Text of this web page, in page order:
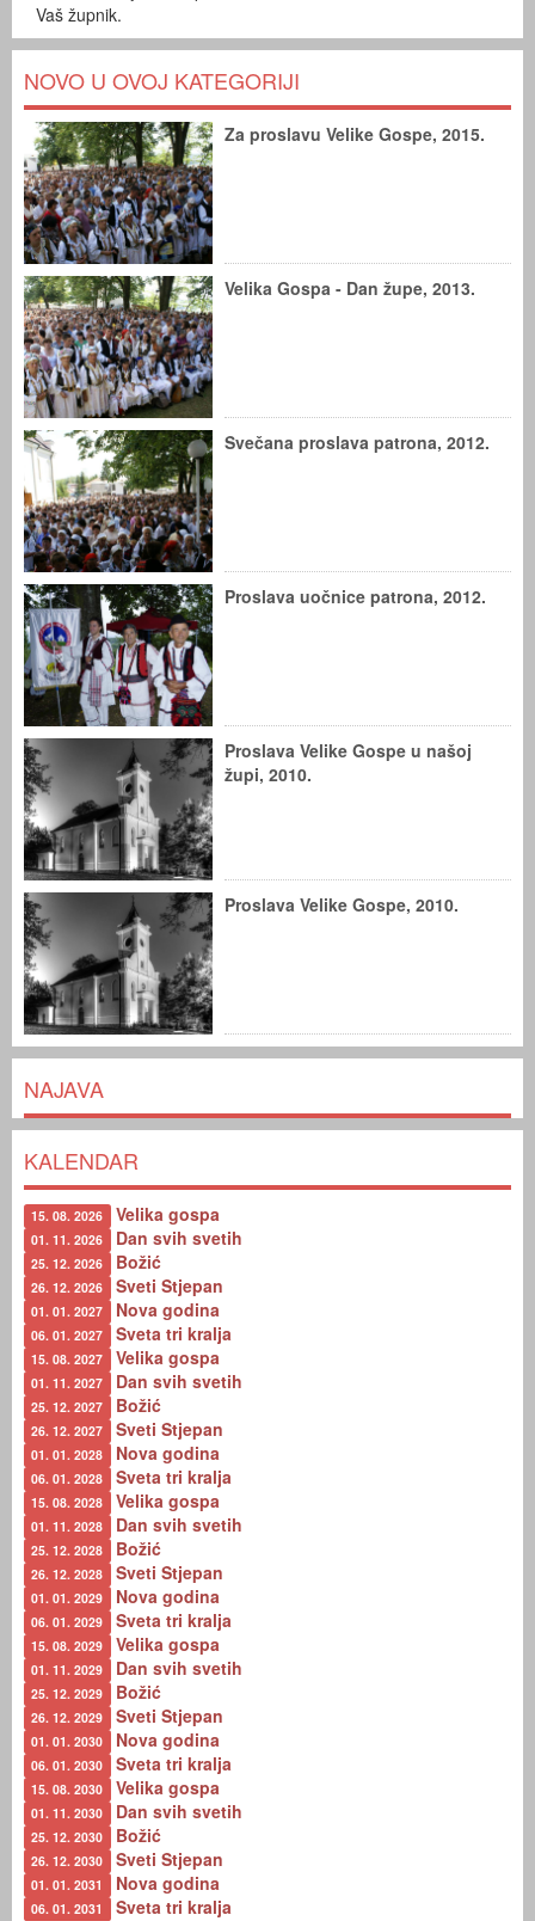
Vaš župnik.
NOVO U OVOJ KATEGORIJI
Za proslavu Velike Gospe, 2015.
Velika Gospa - Dan župe, 2013.
Svečana proslava patrona, 2012.
Proslava uočnice patrona, 2012.
Proslava Velike Gospe u našoj
župi, 2010.
Proslava Velike Gospe, 2010.
NAJAVA
KALENDAR
15. 08. 2026 Velika gospa
01. 11. 2026 Dan svih svetih
25. 12. 2026 Božić
26. 12. 2026 Sveti Stjepan
01. 01. 2027 Nova godina
06. 01. 2027 Sveta tri kralja
15. 08. 2027 Velika gospa
01. 11. 2027 Dan svih svetih
25. 12. 2027 Božić
26. 12. 2027 Sveti Stjepan
01. 01. 2028 Nova godina
06. 01. 2028 Sveta tri kralja
15. 08. 2028 Velika gospa
01. 11. 2028 Dan svih svetih
25. 12. 2028 Božić
26. 12. 2028 Sveti Stjepan
01. 01. 2029 Nova godina
06. 01. 2029 Sveta tri kralja
15. 08. 2029 Velika gospa
01. 11. 2029 Dan svih svetih
25. 12. 2029 Božić
26. 12. 2029 Sveti Stjepan
01. 01. 2030 Nova godina
06. 01. 2030 Sveta tri kralja
15. 08. 2030 Velika gospa
01. 11. 2030 Dan svih svetih
25. 12. 2030 Božić
26. 12. 2030 Sveti Stjepan
01. 01. 2031 Nova godina
06. 01. 2031 Sveta tri kralja